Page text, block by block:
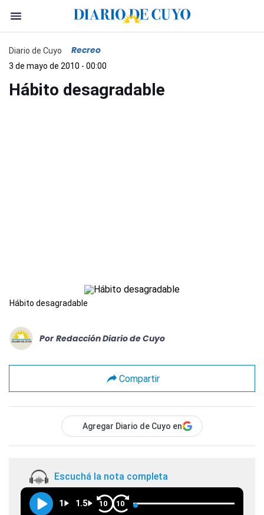
Diario de Cuyo Recreo
3 de mayo de 2010 - 00:00
Hábito desagradable
Hábito desagradable
Por Redacción Diario de Cuyo
Compartir
Agregar Diario de Cuyo en
Escuchá la nota completa
1 1.5 10 10